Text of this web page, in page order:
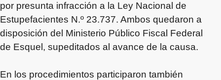
por presunta infracción a la Ley Nacional de
Estupefacientes N.º 23.737. Ambos quedaron a
disposición del Ministerio Público Fiscal Federal
de Esquel, supeditados al avance de la causa.
En los procedimientos participaron también